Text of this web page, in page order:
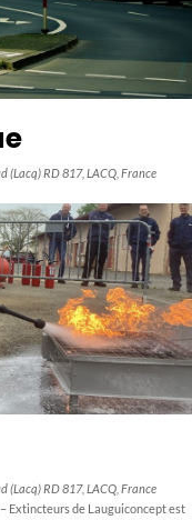
(Lacq)RD 817, LACQ, France
(Lacq)RD 817, LACQ, France
Extincteurs de Lauguiconcept est